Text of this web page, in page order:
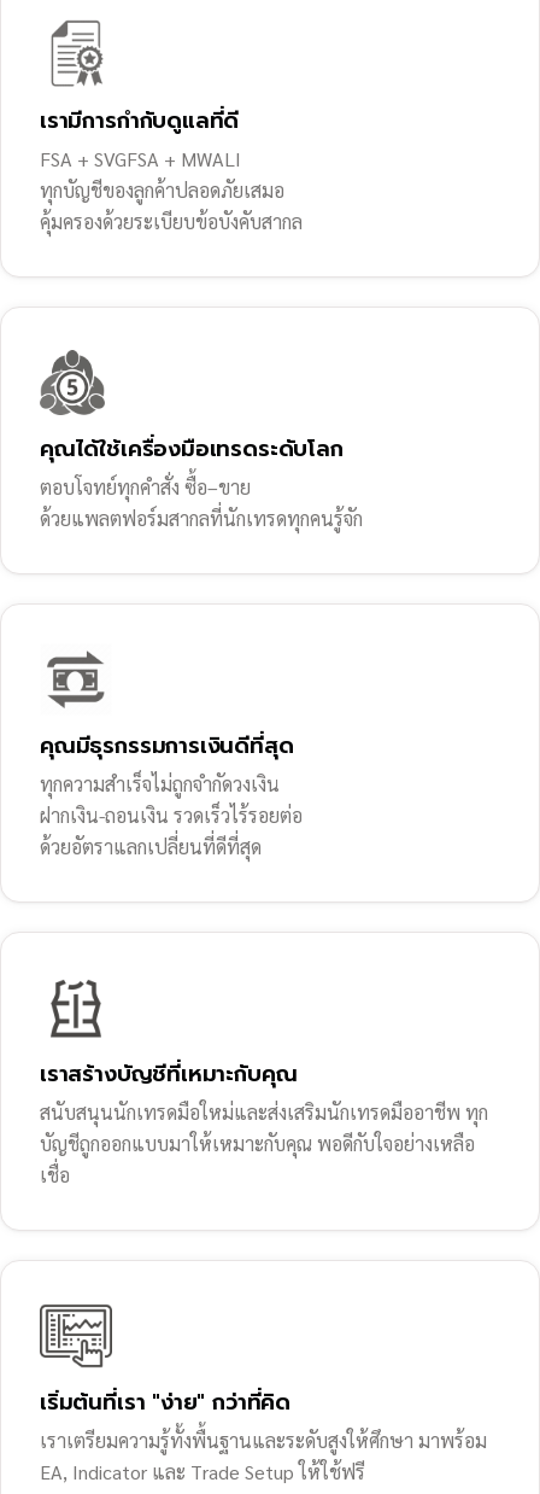
เรามีการกำกับดูแลที่ดี
FSA + SVGFSA + MWALI
ทุกบัญชีของลูกค้าปลอดภัยเสมอ
คุ้มครองด้วยระเบียบข้อบังคับสากล
คุณได้ใช้เครื่องมือเทรดระดับโลก
ตอบโจทย์ทุกคำสั่ง ซื้อ–ขาย
ด้วยแพลตฟอร์มสากลที่นักเทรดทุกคนรู้จัก
คุณมีธุรกรรมการเงินดีที่สุด
ทุกความสำเร็จไม่ถูกจำกัดวงเงิน
ฝากเงิน-ถอนเงิน รวดเร็วไร้รอยต่อ
ด้วยอัตราแลกเปลี่ยนที่ดีที่สุด
เราสร้างบัญชีที่เหมาะกับคุณ
สนับสนุนนักเทรดมือใหม่และส่งเสริมนักเทรดมืออาชีพ ทุก
บัญชีถูกออกแบบมาให้เหมาะกับคุณ พอดีกับใจอย่างเหลือ
เชื่อ
เริ่มต้นที่เรา "ง่าย" กว่าที่คิด
เราเตรียมความรู้ทั้งพื้นฐานและระดับสูงให้ศึกษา มาพร้อม
EA, Indicator และ Trade Setup ให้ใช้ฟรี